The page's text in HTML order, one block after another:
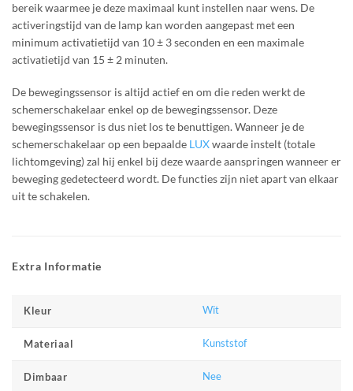
bereik waarmee je deze maximaal kunt instellen naar wens. De
activeringstijd van de lamp kan worden aangepast met een
minimum activatietijd van 10 ± 3 seconden en een maximale
activatietijd van 15 ± 2 minuten.
De bewegingssensor is altijd actief en om die reden werkt de
schemerschakelaar enkel op de bewegingssensor. Deze
bewegingssensor is dus niet los te benuttigen. Wanneer je de
schemerschakelaar op een bepaalde LUXwaarde instelt (totale
lichtomgeving) zal hij enkel bij deze waarde aanspringen wanneer er
beweging gedetecteerd wordt. De functies zijn niet apart van elkaar
uit te schakelen.
Extra Informatie
Kleur Wit
Materiaal Kunststof
Dimbaar Nee